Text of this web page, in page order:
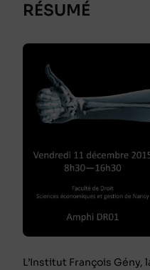
RÉSUMÉ
L’Institut François Gény,